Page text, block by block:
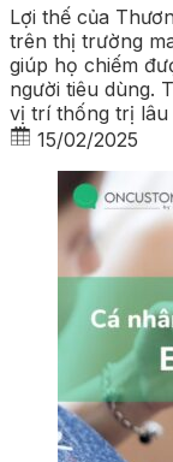
Lợi thế của
trên thị trường
giúp họ chiếm
người tiêu dùng.
vị trí thống trị
15/02/2025